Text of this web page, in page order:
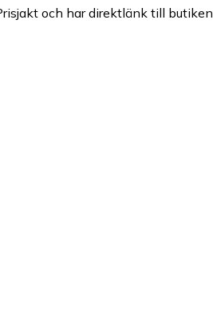
och har direktlänk till butiken.